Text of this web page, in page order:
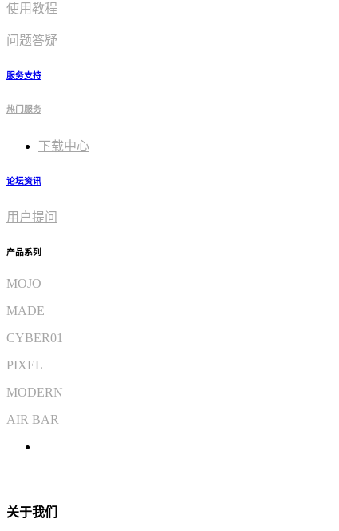
使用教程​
问题答疑
服务支持
热门服务
下载中心
论坛资讯
用户提问
产品系列
MOJO
MADE
CYBER01
PIXEL
MODERN
AIR BAR
关于我们